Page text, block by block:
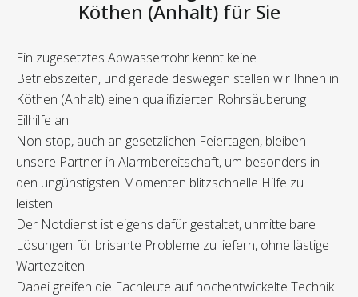
Köthen (Anhalt) für Sie
Ein zugesetztes Abwasserrohr kennt keine
Betriebszeiten, und gerade deswegen stellen wir Ihnen in
Köthen (Anhalt) einen qualifizierten Rohrsäuberung
Eilhilfe an.
Non-stop, auch an gesetzlichen Feiertagen, bleiben
unsere Partner in Alarmbereitschaft, um besonders in
den ungünstigsten Momenten blitzschnelle Hilfe zu
leisten.
Der Notdienst ist eigens dafür gestaltet, unmittelbare
Lösungen für brisante Probleme zu liefern, ohne lästige
Wartezeiten.
Dabei greifen die Fachleute auf hochentwickelte Technik